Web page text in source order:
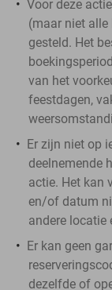
Voor deze
(maar niet
gesteld. Het
van het
feestdagen,
Er zijn niet op
deelnemende
actie. Het kan
en/of datum
andere locatie
Er kan geen
dezelfde of